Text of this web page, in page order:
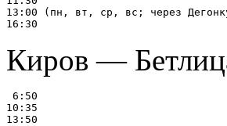
13:00 (пн, вт, ср, вс; через
Киров —
6:50
10:35
13:50